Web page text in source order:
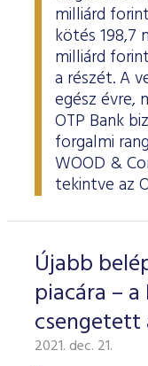
milliárd
kötés 198,7
milliárd
a részét. A
egész évre,
OTP Bank
forgalmi
WOOD &
tekintve az
Újabb
piacára – a
csengetett
2021. dec. 21.